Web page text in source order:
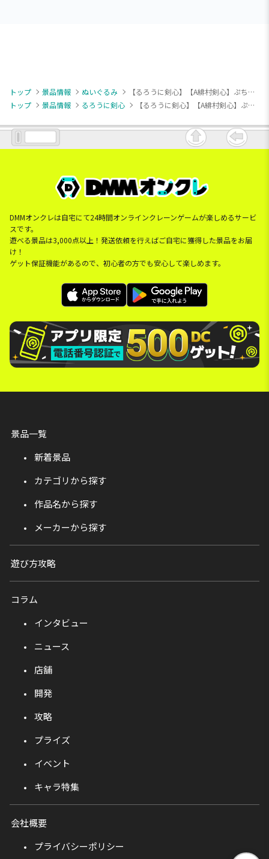
トップ 景品情報 ぬいぐるみ
【るろうに剣心】【A緋村剣心】ぷちっしゅ！ るろうに剣心 －明治剣客浪漫譚－ 京都動乱
トップ
景品情報 るろうに剣心 【るろうに剣心】【A緋村剣心】ぷちっしゅ！ るろうに剣心 －明治剣客浪漫譚－ 京都動乱
DMMオンクレは自宅にて24時間オンラインクレーンゲームが楽しめるサービ
スです。
遊べる景品は3,000点以上！発送依頼を行えばご自宅に獲得した景品をお届
け！
ゲット保証機能があるので、初心者の方でも安心して楽しめます。
景品一覧
新着景品
カテゴリから探す
作品名から探す
メーカーから探す
遊び方攻略
コラム
インタビュー
ニュース
店舗
開発
攻略
プライズ
イベント
キャラ特集
会社概要
プライバシーポリシー